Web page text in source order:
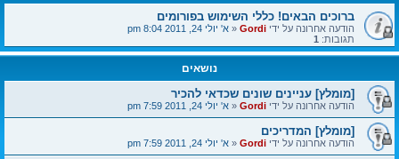
ברוכים הבאים! כללי השימוש בפורומים
הודעה אחרונה על ידי Gordi
«א' יולי 24, 2011 8:04 pm
תגובות: 1
נושאים
[מומלץ] עניינים שונים שכדאי להכיר
הודעה אחרונה על ידי Gordi
«א' יולי 24, 2011 7:59 pm
[מומלץ] המדריכים
הודעה אחרונה על ידי Gordi
«א' יולי 24, 2011 7:59 pm